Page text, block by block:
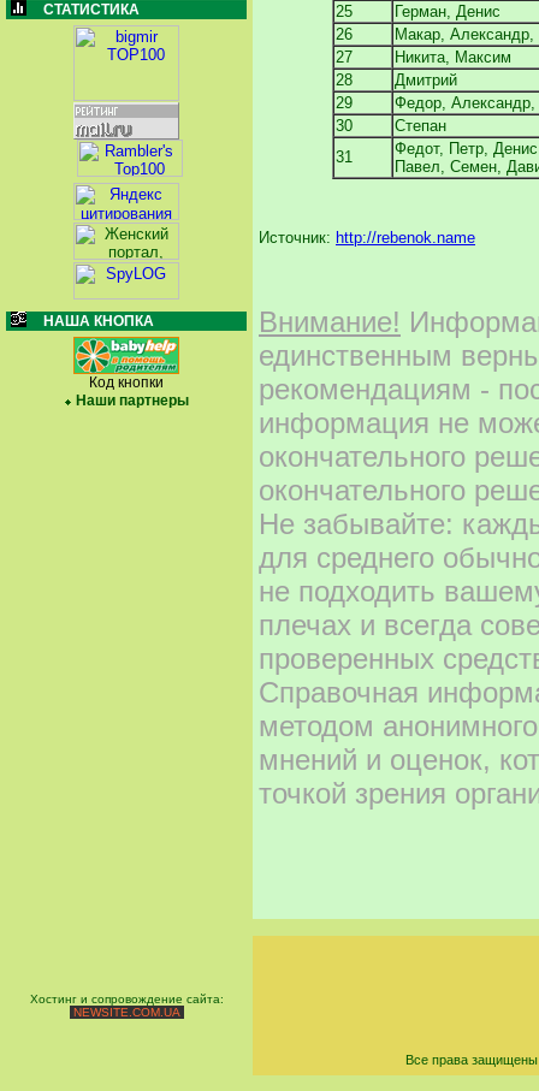
СТАТИСТИКА
НАША КНОПКА
Код кнопки
Наши партнеры
25
Герман, Денис
26
Макар, Александр,
27
Никита, Максим
28
Дмитрий
29
Федор, Александр,
30
Степан
31
Федот, Петр,
Павел, Семен,
Источник: http://rebenok.name
Внимание!
единственным
рекомендациям -
информация не
окончательного
окончательного
Не забывайте:
для среднего
не подходить
плечах и всегда
проверенных
Справочная
методом
мнений и оценок,
точкой зрения
Хостинг и сопровождение сайта:
NEWSITE.COM.UA
Все права